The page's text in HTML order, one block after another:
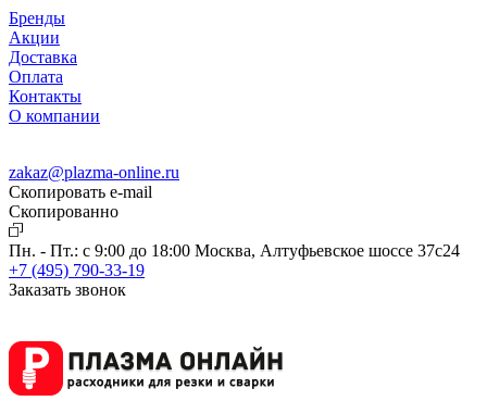
Бренды
Акции
Доставка
Оплата
Контакты
О компании
zakaz@plazma-online.ru
Скопировать e-mail
Cкопированно
Пн. - Пт.: с 9:00 до 18:00 Москва, Алтуфьевское шоссе 37с24
+7 (495) 790-33-19
Заказать звонок